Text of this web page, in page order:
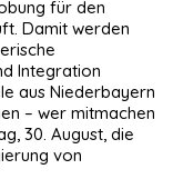
für den
Damit werden
Integration
aus Niederbayern
– wer mitmachen
30. August, die
von